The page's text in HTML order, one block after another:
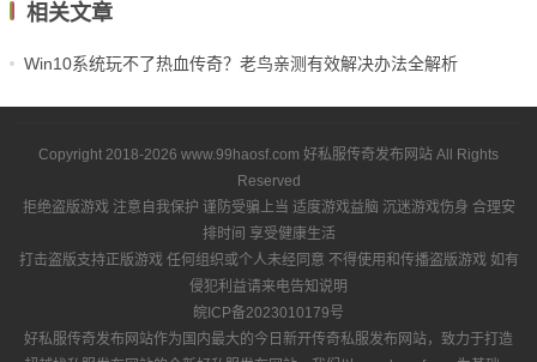
相关文章
Win10系统玩不了热血传奇？老鸟亲测有效解决办法全解析
Copyright 2018-2026 www.99haosf.com 好私服传奇发布网站 All Rights
Reserved
拒绝盗版游戏 注意自我保护 谨防受骗上当 适度游戏益脑 沉迷游戏伤身 合理安
排时间 享受健康生活
打击盗版支持正版游戏 任何组织或个人未经同意 不得使用和传播盗版游戏 如有
侵犯利益请来电告知说明
皖ICP备2023010179号
好私服传奇发布网站作为国内最大的今日新开传奇私服发布网站，致力于打造